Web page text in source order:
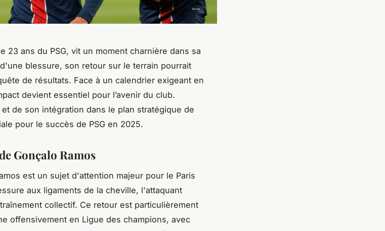
23 ans du PSG, vit un moment charnière dans sa
blessure, son retour sur le terrain pourrait
de résultats. Face à un calendrier exigeant en
devient essentiel pour l’avenir du club.
de son intégration dans le plan stratégique de
pour le succès de PSG en 2025.
Gonçalo Ramos
est un sujet d'attention majeur pour le Paris
aux ligaments de la cheville, l'attaquant
collectif. Ce retour est particulièrement
offensivement en Ligue des champions, avec